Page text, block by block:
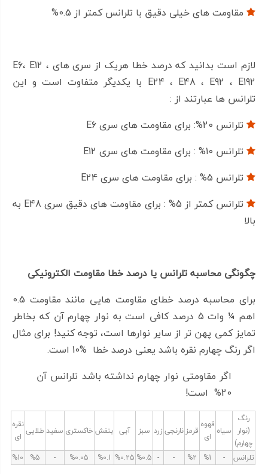
با محاسبه مقاومت الکتریکی مناسب با کمک قانون اهم
تنظیم بهره الکتریکی
میتوان از مقاومت برای محاسبه و تنظیم ثابت زمانی
استفاده کرد
نکنید! زیرا با افزایش دما میزان ناپایدار ی مقاومت و نویز
پذیری آن افزایش می یابد.
ویژگی مقاومت 68 اهم ¼ وات 5 درصد
نوع مقاومت الکتریکی: ثابت
جنس: فیلم کربن
توان : ¼ وات
اگر مشخصه ای در ویژگی های مقاومت 68 اهم ¼ وات 5
درصد وجود دارد که برای شما مبهم است، میتوانید برای
مقاومت های خیلی دقیق با تلرانس کمتر از 0.5%
لازم است بدانید که درصد خطا هریک از سری های E6، E12 ،
E24 ، E48 ، E92 ، E192 با یکدیگر متفاوت است و این
تلرانس ها عبارتند از :
تلرانس 20%: برای مقاومت های سری E6
تلرانس 10% : برای مقاومت های سری E12
تلرانس 5% : برای مقاومت های سری E24
تلرانس کمتر از 5% : برای مقاومت های دقیق سری E48 به
بالا
چگونگی محاسبه تلرانس یا درصد خطا مقاومت الکترونیکی
برای محاسبه درصد خطای مقاومت هایی مانند مقاومت 0.5
اهم ¼ وات 5 درصد کافی است به نوار چهارم آن که بخاطر
تمایز کمی پهن تر از سایر نوارها است، توجه کنید! برای مثال
اگر رنگ چهارم نقره باشد یعنی درصد خطا %10 است.
اگر مقاومتی نوار چهارم نداشته باشد تلرانس آن
20% است!
رنگ
(نوار
چهارم)
سیاه
قهوه
ای قرمزنارنجیزرد سبز آبی بنفشخاکستری سفیدطلایی
نقره
ای
تلرانس
-
%1
%2
-
-
%0.5
%0.25
%0.1
%0.05
-
%5
%10